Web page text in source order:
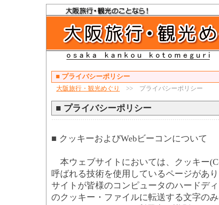
■ プライバシーポリシー
大阪旅行・観光めぐり
>> プライバシーポリシー
■ プライバシーポリシー
■ クッキーおよびWebビーコンについて
本ウェブサイトにおいては、クッキー
呼ばれる技術を使用しているページがあ
サイトが皆様のコンピュータのハードデ
のクッキー・ファイルに転送する文字の